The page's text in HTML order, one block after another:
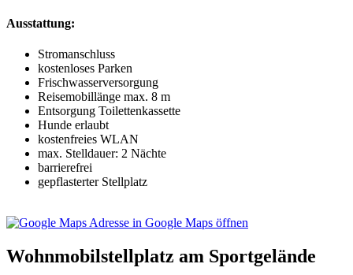
Ausstattung:
Stromanschluss
kostenloses Parken
Frischwasserversorgung
Reisemobillänge max. 8 m
Entsorgung Toilettenkassette
Hunde erlaubt
kostenfreies WLAN
max. Stelldauer: 2 Nächte
barrierefrei
gepflasterter Stellplatz
Adresse in Google Maps öffnen
Wohnmobilstellplatz am Sportgelände